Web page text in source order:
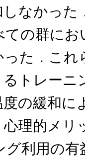
なかった
の群に
た．こ
トレー
の緩和
理的メ
グ利用の